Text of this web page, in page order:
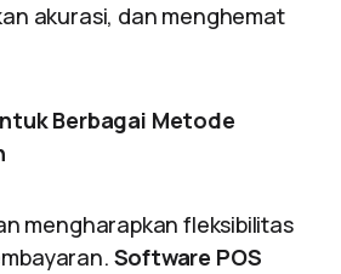
akurasi, dan menghemat
Berbagai Metode
mengharapkan fleksibilitas
Software POS